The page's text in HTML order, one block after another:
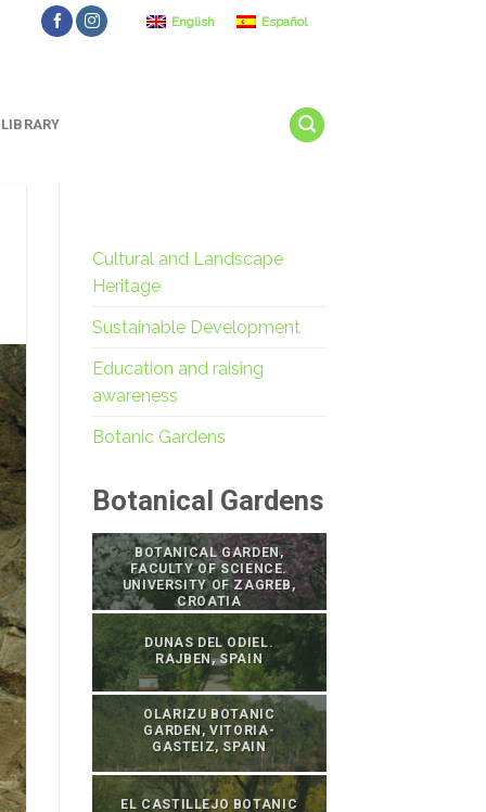
English Español
LIBRARY
Cultural and Landscape
Heritage
Sustainable Development
Education and raising
awareness
Botanic Gardens
Botanical Gardens
BOTANICAL GARDEN,
FACULTY OF SCIENCE.
UNIVERSITY OF ZAGREB,
CROATIA
DUNAS DEL ODIEL.
RAJBEN, SPAIN
OLARIZU BOTANIC
GARDEN, VITORIA-
GASTEIZ, SPAIN
EL CASTILLEJO BOTANIC